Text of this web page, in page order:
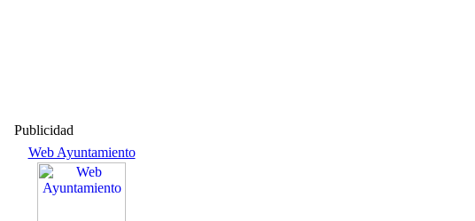
Publicidad
Web Ayuntamiento